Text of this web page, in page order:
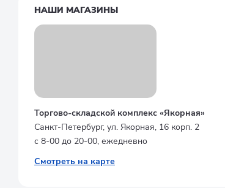
НАШИ МАГАЗИНЫ
Торгово-складской комплекс «Якорная»
Санкт-Петербург, ул. Якорная, 16 корп. 2
с 8-00 до 20-00, ежедневно
Смотреть на карте